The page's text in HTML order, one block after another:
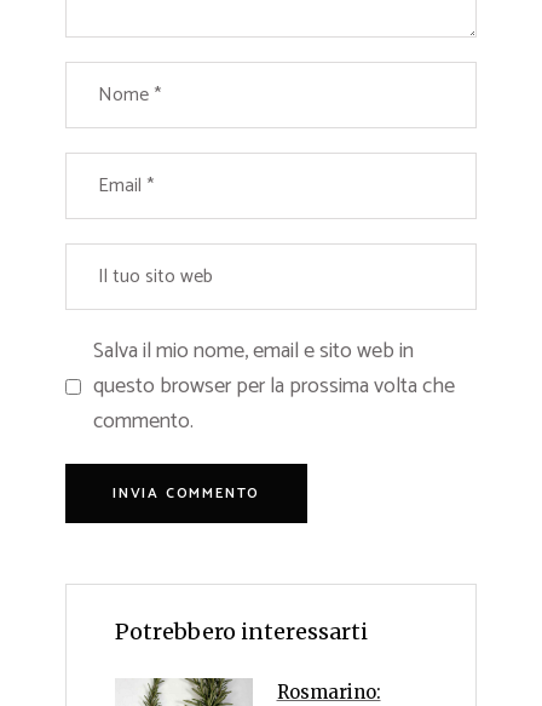
Salva il mio nome, email e sito web in
questo browser per la prossima volta che
commento.
Potrebbero interessarti
Rosmarino: